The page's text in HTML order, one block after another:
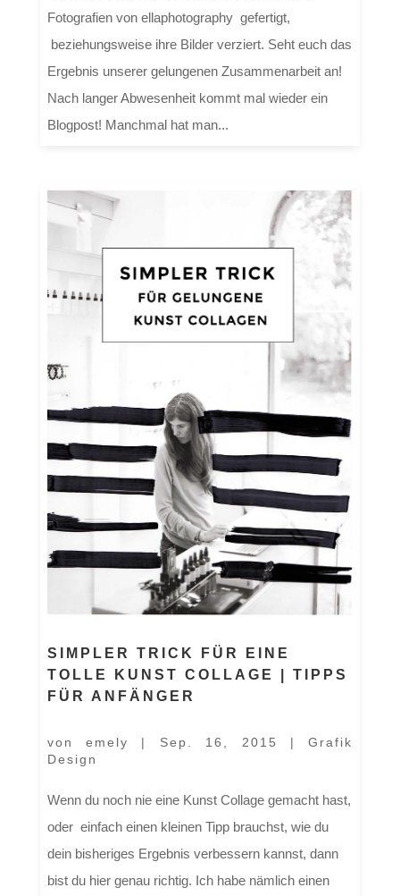
Fotografien von ellaphotography gefertigt,
beziehungsweise ihre Bilder verziert. Seht euch das
Ergebnis unserer gelungenen Zusammenarbeit an!
Nach langer Abwesenheit kommt mal wieder ein
Blogpost! Manchmal hat man...
SIMPLER TRICK FÜR EINE
TOLLE KUNST COLLAGE | TIPPS
FÜR ANFÄNGER
vonemely | Sep. 16, 2015 |Grafik
Design
Wenn du noch nie eine Kunst Collage gemacht hast,
oder einfach einen kleinen Tipp brauchst, wie du
dein bisheriges Ergebnis verbessern kannst, dann
bist du hier genau richtig. Ich habe nämlich einen